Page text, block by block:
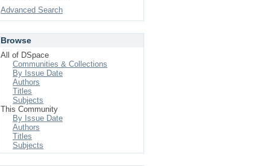
Advanced Search
Browse
All of DSpace
Communities & Collections
By Issue Date
Authors
Titles
Subjects
This Community
By Issue Date
Authors
Titles
Subjects